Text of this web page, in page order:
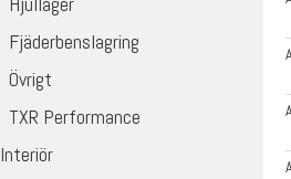
Fjäderbenslagring
Övrigt
TXR Performance
Interiör